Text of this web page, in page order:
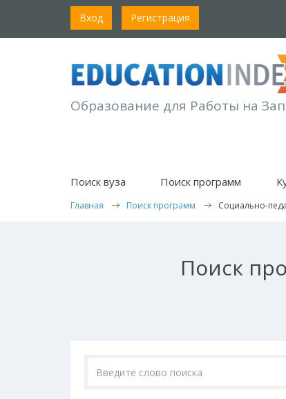
Вход Регистрация
Образование для Работы на
Поиск вуза Поиск программ
Главная Поиск программ Социально-
Поиск